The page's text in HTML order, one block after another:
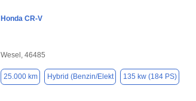
Honda CR-V
Wesel, 46485
25.000 km Hybrid (Benzin/Elekt 135 kw (184 PS)